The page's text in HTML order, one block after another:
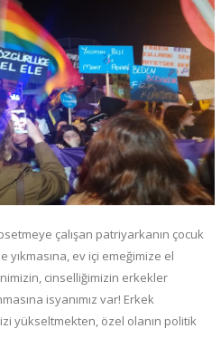
çalışan patriyarkanın çocuk
yıkmasına, ev içi emeğimize el
cinselliğimizin erkekler
isyanımız var! Erkek
yükseltmekten, özel olanın politik